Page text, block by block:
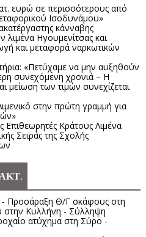
ευρώ σε περισσότερους από
Ισοδυνάμου»
κάνναβης
λιμένα Ηγουμενίτσας και
και μεταφορά ναρκωτικών
«Πετύχαμε να μην αυξηθούν
συνεχόμενη χρονιά – Η
μείωση των τιμών συνεχίζεται
στην πρώτη γραμμή για
Κράτους Λιμένα
Σειράς της Σχολής
- Προσάραξη Θ/Γ σκάφους στη
στην Κυλλήνη - Σύλληψη
ατύχημα στη Σύρο -